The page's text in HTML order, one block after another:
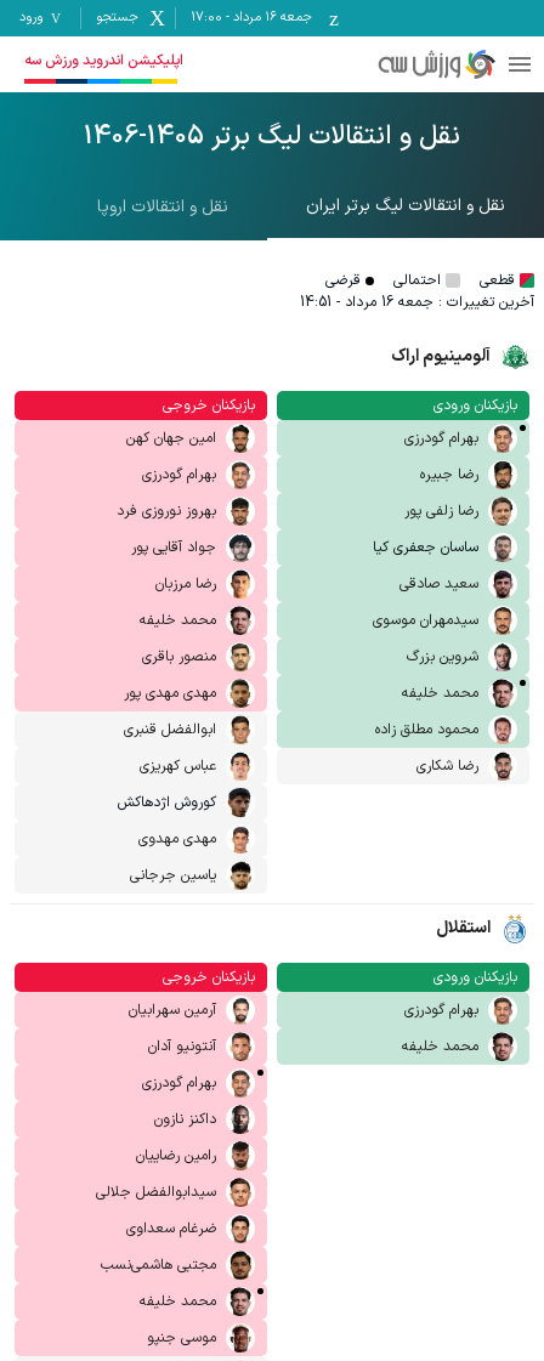
جمعه ۱۶ مرداد -
17:00 جستجو ورود
اپلیکیشن اندروید ورزش سه
نقل و انتقالات لیگ برتر 1405-1406
نقل و انتقالات لیگ برتر ایران نقل و انتقالات اروپا
قطعی احتمالی
قرضی
آخرین تغییرات : جمعه 16 مرداد - 14:51
آلومینیوم اراک
بازیکنان ورودی
بهرام گودرزی
رضا جبیره
رضا زلفی پور
ساسان جعفری کیا
سعید صادقی
سیدمهران موسوی
شروین بزرگ
محمد خلیفه
محمود مطلق زاده
رضا شکاری
بازیکنان خروجی
امین جهان کهن
بهرام گودرزی
بهروز نوروزی فرد
جواد آقایی پور
رضا مرزبان
محمد خلیفه
منصور باقری
مهدی مهدی پور
ابوالفضل قنبری
عباس کهریزی
کوروش اژدهاکش
مهدی مهدوی
یاسین جرجانی
استقلال
بازیکنان ورودی
بهرام گودرزی
محمد خلیفه
بازیکنان خروجی
آرمین سهرابیان
آنتونیو آدان
بهرام گودرزی
داکنز نازون
رامین رضاییان
سیدابوالفضل جلالی
ضرغام سعداوی
مجتبی هاشمی‌نسب
محمد خلیفه
موسی جنپو